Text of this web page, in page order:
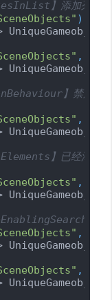
】添加列中不
)
,
】禁用下拉
,
】已经添加
,
】查
,
,